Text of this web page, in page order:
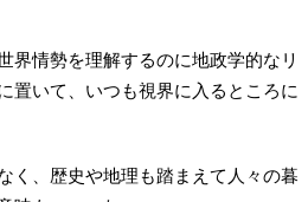
界情勢を理解するのに地政学的なリ
置いて、いつも視界に入るところに
く、歴史や地理も踏まえて人々の暮